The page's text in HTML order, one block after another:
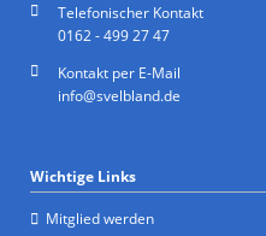
Telefonischer Kontakt
0162 - 499 27 47
Kontakt per E-Mail
info@svelbland.de
Wichtige Links
Mitglied werden